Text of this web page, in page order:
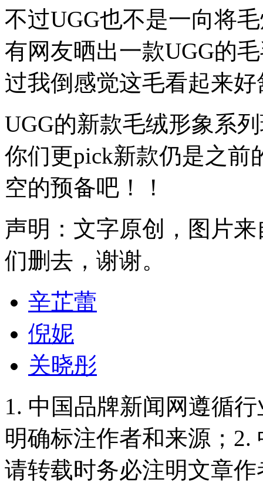
不过UGG也不是一向将
有网友晒出一款UGG的
过我倒感觉这毛看起来
UGG的新款毛绒形象系
你们更pick新款仍是之前
空的预备吧！！
声明：文字原创，图片
们删去，谢谢。
辛芷蕾
倪妮
关晓彤
1. 中国品牌新闻网遵循
明确标注作者和来源；
请转载时务必注明文章